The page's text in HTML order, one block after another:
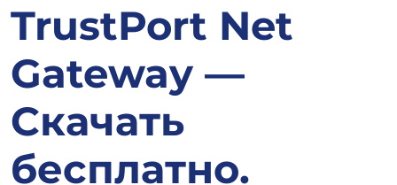
TrustPort Net
Gateway —
Скачать
бесплатно.